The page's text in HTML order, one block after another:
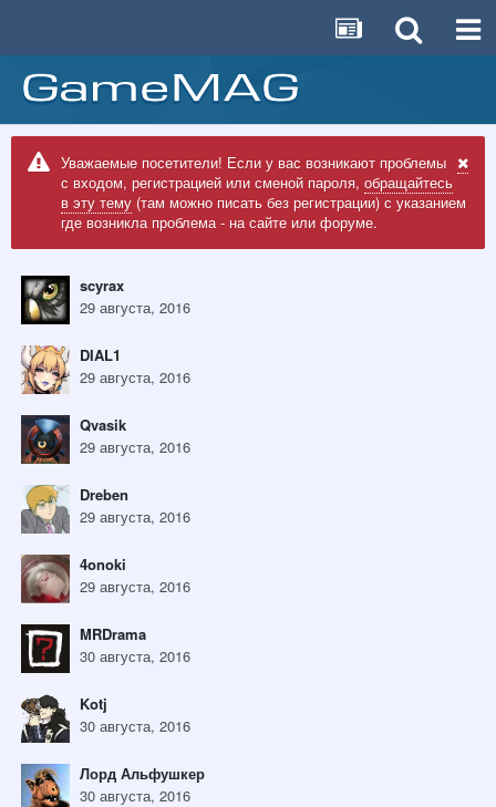
Уважаемые посетители! Если у вас возникают проблемы
с входом, регистрацией или сменой пароля, обращайтесь
в эту тему (там можно писать без регистрации) с указанием
где возникла проблема - на сайте или форуме.
scyrax
29 августа, 2016
DIAL1
29 августа, 2016
Qvasik
29 августа, 2016
Dreben
29 августа, 2016
4onoki
29 августа, 2016
MRDrama
30 августа, 2016
Kotj
30 августа, 2016
Лорд Альфушкер
30 августа, 2016